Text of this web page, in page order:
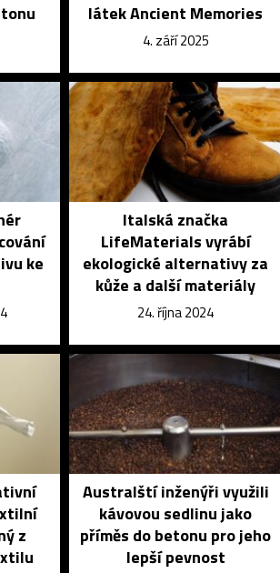
látek Ancient Memories
4. září 2025
ke
Italská značka
LifeMaterials vyrábí
ekologické alternativy za
kůže a další materiály
24. října 2024
z
Australští inženýři využili
kávovou sedlinu jako
příměs do betonu pro jeho
lepší pevnost